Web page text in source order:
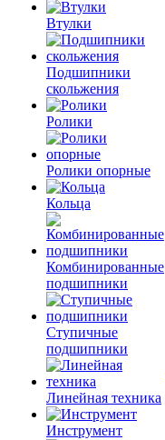
Втулки
Подшипники
скольжения
Ролики
Ролики опорные
Кольца
Комбинированные
подшипники
Ступичные
подшипники
Линейная техника
Инструмент